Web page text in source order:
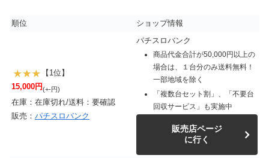
順位 ショップ情報
【1位】
15,000円(+-円)
在庫：在庫切れ/送料：要確認
販売： パチスロバンク
パチスロバンク
商品代金合計が50,000円以上の
場合は、１台分のみ送料無料！
一部地域を除く
「複数台セット割」、「不要台
回収サービス」も実施中
販売店ページ
に行く